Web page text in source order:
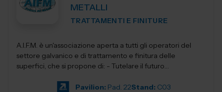
METALLI
TRATTAMENTI E FINITURE
A.I.F.M. è un'associazione aperta a tutti gli operatori del
settore galvanico e di trattamento e finitura delle
superfici, che si propone di: - Tutelare il futuro
Pavilion: Pad. 22Stand: C03